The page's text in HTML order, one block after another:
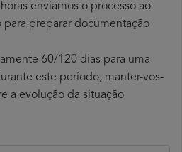
enviamos o processo ao
preparar documentação
60/120 dias para uma
este período, manter-vos-
a evolução da situação